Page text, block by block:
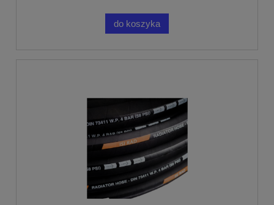
do koszyka